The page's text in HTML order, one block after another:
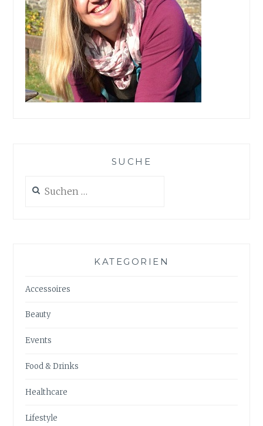
SUCHE
nach:
KATEGORIEN
Accessoires
Beauty
Events
Food & Drinks
Healthcare
Lifestyle